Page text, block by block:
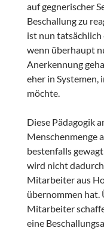
auf gegnerischer
Beschallung zu
ist nun tatsächlich
wenn überhaupt
Anerkennung
eher in Systemen,
möchte.
Diese Pädagogik
Menschenmenge
bestenfalls
wird nicht dadurch
Mitarbeiter aus
übernommen hat.
Mitarbeiter
eine